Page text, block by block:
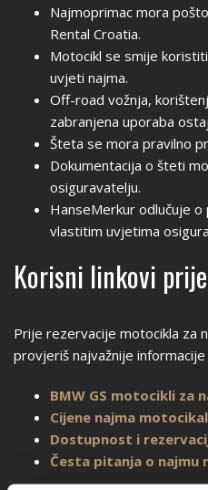
Najmoprimac mora
Rental Croatia.
Motocikl se smije
uvjeti najma.
Off-road vožnja,
zabranjena uporaba
Šteta se mora pravilno
Dokumentacija o šteti
osiguravatelju.
HanseMerkur odlučuje
vlastitim uvjetima
Korisni linkovi
Prije rezervacije motocikla za
provjeriš najvažnije informacije
BMW GS motocikli za
Cijene najma
Dostupnost i
Česta pitanja o najmu